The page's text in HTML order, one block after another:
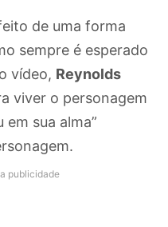
de uma forma
sempre é esperado
vídeo, Reynolds
viver o personagem
em sua alma”
publicidade